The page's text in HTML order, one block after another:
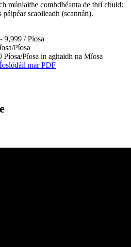
múnlaithe comhdhéanta de thrí chuid:
páipéar scaoileadh (scannán).
9,999 / Píosa
Píosa
Píosa/Píosa in aghaidh na Míosa
Íoslódáil mar PDF